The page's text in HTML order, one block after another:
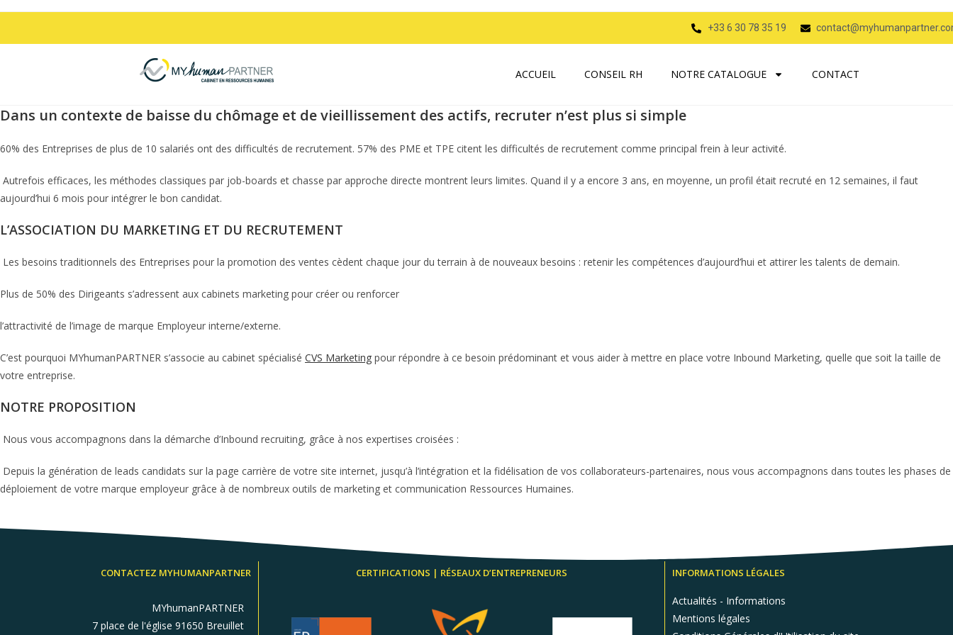
+33 6 30 78 35 19
ACCUEIL CONSEIL RH NOTRE CATALOGUE CONTACT
Dans un contexte de baisse du chômage et de vieillissement des actifs, recruter n’est plus si simple
60% des Entreprises de plus de 10 salariés ont des difficultés de recrutement. 57% des PME et TPE citent les difficultés de recrutement comme principal frein à leur activité.
Autrefois efficaces, les méthodes classiques par job-boards et chasse par approche directe montrent leurs limites. Quand il y a encore 3 ans, en moyenne, un profil était recruté en 12 semaines, il faut
aujourd’hui 6 mois pour intégrer le bon candidat.
L’ASSOCIATION DU MARKETING ET DU RECRUTEMENT
Les besoins traditionnels des Entreprises pour la promotion des ventes cèdent chaque jour du terrain à de nouveaux besoins : retenir les compétences d’aujourd’hui et attirer les talents de demain.
Plus de 50% des Dirigeants s’adressent aux cabinets marketing pour créer ou renforcer
l’attractivité de l’image de marque Employeur interne/externe.
C’est pourquoi MYhumanPARTNER s’associe au cabinet spécialisé CVS Marketing pour répondre à ce besoin prédominant et vous aider à mettre en place votre Inbound Marketing, quelle que soit la taille de
votre entreprise.
NOTRE PROPOSITION
Nous vous accompagnons dans la démarche d’Inbound recruiting, grâce à nos expertises croisées :
Depuis la génération de leads candidats sur la page carrière de votre site internet, jusqu’à l’intégration et la fidélisation de vos collaborateurs-partenaires, nous vous accompagnons dans toutes les phases de
déploiement de votre marque employeur grâce à de nombreux outils de marketing et communication Ressources Humaines.
CONTACTEZ MYHUMANPARTNER
MYhumanPARTNER
7 place de l'église 91650 Breuillet
CERTIFICATIONS | RÉSEAUX D’ENTREPRENEURS INFORMATIONS LÉGALES
Actualités - Informations
Mentions légales